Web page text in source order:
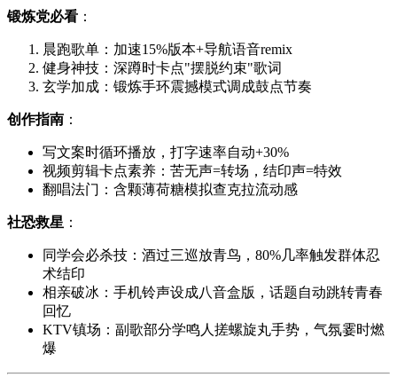
锻炼党必看 ：
晨跑歌单：加速15%版本+导航语音remix
健身神技：深蹲时卡点"摆脱约束"歌词
玄学加成：锻炼手环震撼模式调成鼓点节奏
创作指南 ：
写文案时循环播放，打字速率自动+30%
视频剪辑卡点素养：苦无声=转场，结印声=特效
翻唱法门：含颗薄荷糖模拟查克拉流动感
社恐救星 ：
同学会必杀技：酒过三巡放青鸟，80%几率触发群体忍
术结印
相亲破冰：手机铃声设成八音盒版，话题自动跳转青春
回忆
KTV镇场：副歌部分学鸣人搓螺旋丸手势，气氛霎时燃
爆